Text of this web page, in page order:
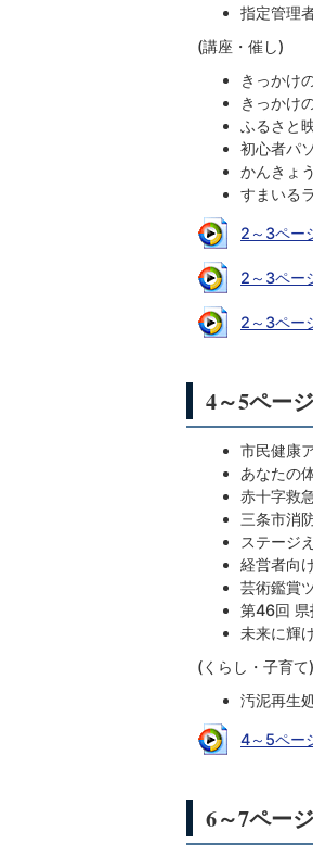
指定管理
(講座・催し)
きっかけ
きっかけ
ふるさと
初心者パ
かんきょ
すまいる
2～3ペー
2～3ペー
2～3ペー
4～5ページ
市民健康
あなたの
赤十字救
三条市消
ステージ
経営者向
芸術鑑賞
第46回 県
未来に輝
(くらし・子育て)
汚泥再生
4～5ペー
6～7ページ